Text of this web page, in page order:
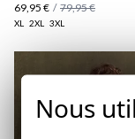
69,95 € / 79,95 €
XL 2XL 3XL
Nous